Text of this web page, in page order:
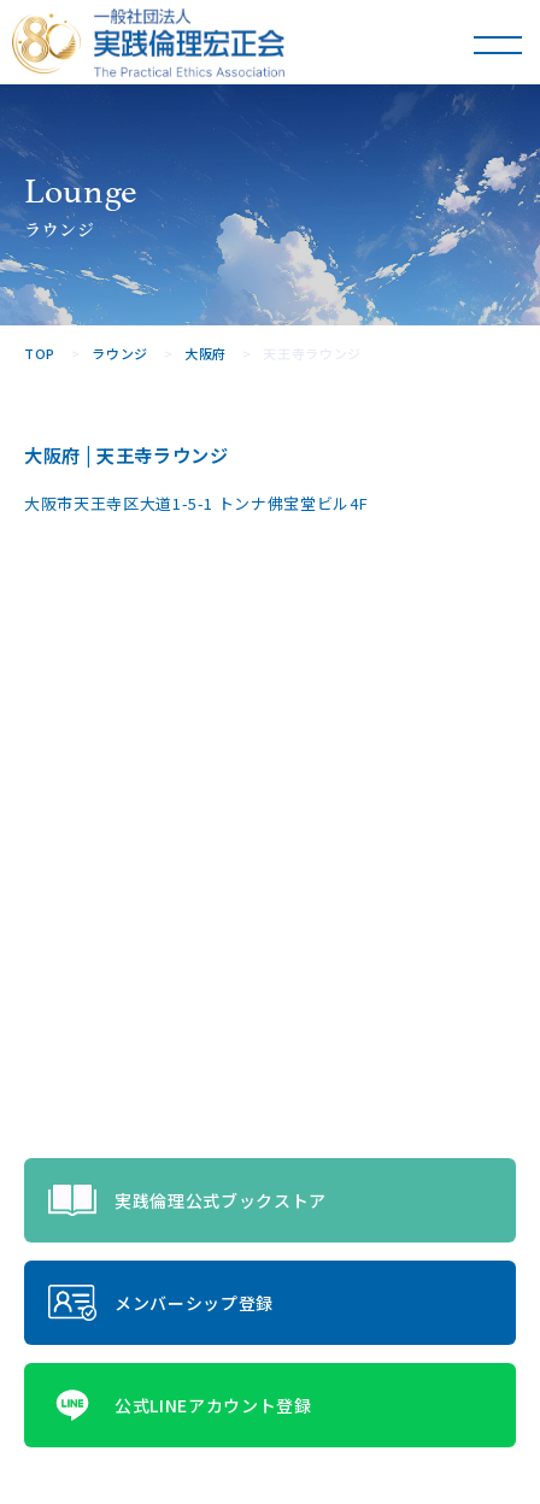
一般社団法人
実践倫理宏正会
Lounge
ラウンジ
TOP ラウンジ 大阪府 天王寺ラウンジ
大阪府 | 天王寺ラウンジ
大阪市天王寺区大道1-5-1 トンナ佛宝堂ビル4F
実践倫理公式ブックストア
メンバーシップ登録
公式LINEアカウント登録